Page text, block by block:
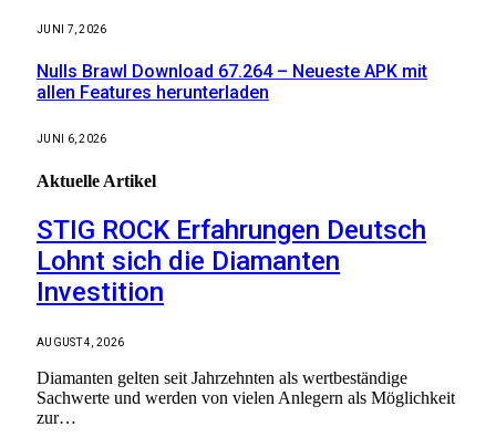
JUNI 7, 2026
Nulls Brawl Download 67.264 – Neueste APK mit
allen Features herunterladen
JUNI 6, 2026
Aktuelle Artikel
STIG ROCK Erfahrungen Deutsch
Lohnt sich die Diamanten
Investition
AUGUST 4, 2026
Diamanten gelten seit Jahrzehnten als wertbeständige
Sachwerte und werden von vielen Anlegern als Möglichkeit
zur…